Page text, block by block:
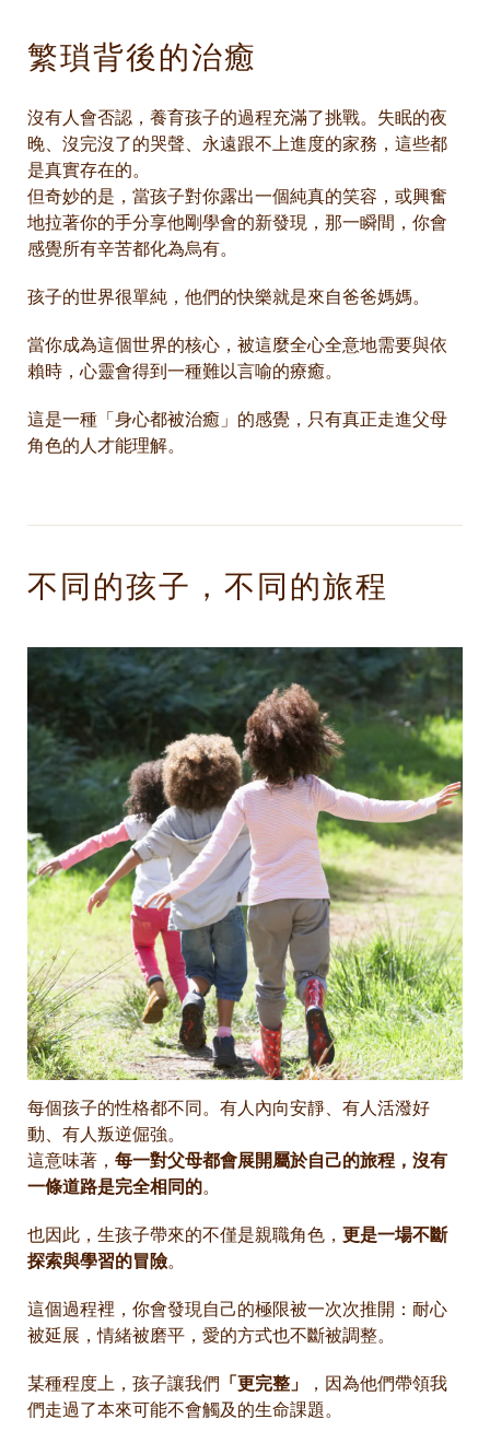
繁瑣背後的治癒
沒有人會否認，養育孩子的過程充滿了挑戰。失眠的夜
晚、沒完沒了的哭聲、永遠跟不上進度的家務，這些都
是真實存在的。
但奇妙的是，當孩子對你露出一個純真的笑容，或興奮
地拉著你的手分享他剛學會的新發現，那一瞬間，你會
感覺所有辛苦都化為烏有。
孩子的世界很單純，他們的快樂就是來自爸爸媽媽。
當你成為這個世界的核心，被這麼全心全意地需要與依
賴時，心靈會得到一種難以言喻的療癒。
這是一種「身心都被治癒」的感覺，只有真正走進父母
角色的人才能理解。
不同的孩子，不同的旅程
每個孩子的性格都不同。有人內向安靜、有人活潑好
動、有人叛逆倔強。
這意味著， 每一對父母都會展開屬於自己的旅程，沒有
一條道路是完全相同的。
也因此，生孩子帶來的不僅是親職角色， 更是一場不斷
探索與學習的冒險。
這個過程裡，你會發現自己的極限被一次次推開：耐心
被延展，情緒被磨平，愛的方式也不斷被調整。
某種程度上，孩子讓我們 「更完整」
，因為他們帶領我
們走過了本來可能不會觸及的生命課題。